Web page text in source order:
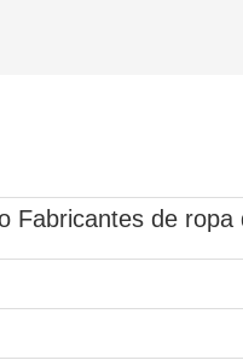
Fabricantes de